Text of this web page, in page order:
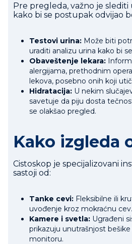
Pre pregleda, važno je
kako bi se postupak odvijao
Testovi urina: Može biti
uraditi analizu urina kako bi
Obaveštenje lekara:
alergijama, prethodnim
lekova, posebno onih koji
Hidratacija: U nekim
savetuje da piju dosta
se olakšao pregled.
Kako izgleda
Cistoskop je specijalizovani
sastoji od:
Tanke cevi: Fleksibilne ili
uvođenje kroz mokraćnu cev.
Kamere i svetla: Ugrađeni
prikazuju unutrašnjost
monitoru.